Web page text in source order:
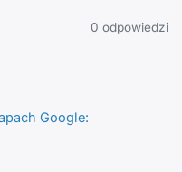
0 odpowiedzi
Google: